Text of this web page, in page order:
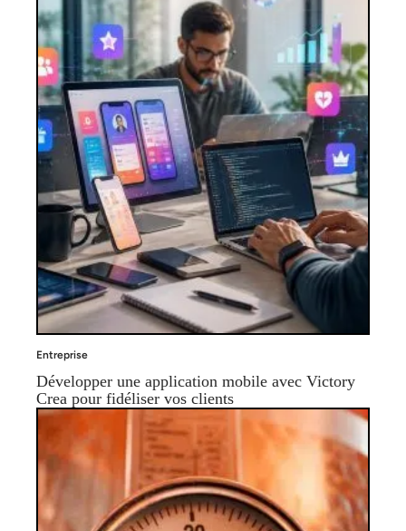
Entreprise
Développer une application mobile avec Victory
Crea pour fidéliser vos clients